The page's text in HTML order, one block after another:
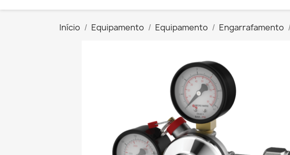
Início Equipamento Equipamento Engarrafamento